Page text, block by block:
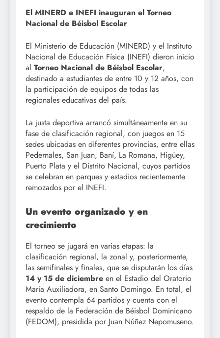
El MINERD e INEFI inauguran el Torneo
Nacional de Béisbol Escolar
El Ministerio de Educación (MINERD) y el Instituto
Nacional de Educación Física (INEFI) dieron inicio
al Torneo Nacional de Béisbol Escolar,
destinado a estudiantes de entre 10 y 12 años, con
la participación de equipos de todas las
regionales educativas del país.
La justa deportiva arrancó simultáneamente en su
fase de clasificación regional, con juegos en 15
sedes ubicadas en diferentes provincias, entre ellas
Pedernales, San Juan, Baní, La Romana, Higüey,
Puerto Plata y el Distrito Nacional, cuyos partidos
se celebran en parques y estadios recientemente
remozados por el INEFI.
Un evento organizado y en
crecimiento
El torneo se jugará en varias etapas: la
clasificación regional, la zonal y, posteriormente,
las semifinales y finales, que se disputarán los días
14 y 15 de diciembre en el Estadio del Oratorio
María Auxiliadora, en Santo Domingo. En total, el
evento contempla 64 partidos y cuenta con el
respaldo de la Federación de Béisbol Dominicano
(FEDOM), presidida por Juan Núñez Nepomuseno.